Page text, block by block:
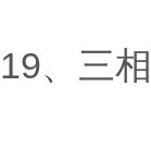
19、三